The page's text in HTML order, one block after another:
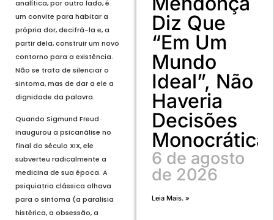
analítica, por outro lado, é
um convite para habitar a
própria dor, decifrá-la e, a
partir dela, construir um novo
contorno para a existência.
Não se trata de silenciar o
sintoma, mas de dar a ele a
dignidade da palavra.
Quando Sigmund Freud
inaugurou a psicanálise no
final do século XIX, ele
subverteu radicalmente a
medicina de sua época. A
psiquiatria clássica olhava
para o sintoma (a paralisia
histérica, a obsessão, a
Diz Que
“em Um
Mundo
Ideal”, Não
Haveria
Decisões
6 de agosto
de 2026
Leia Mais. »